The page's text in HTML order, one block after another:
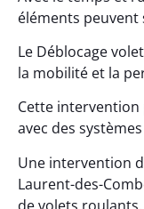
éléments peuvent
Le Déblocage
la mobilité et la
Cette intervention
avec des
Une intervention
Laurent-des-